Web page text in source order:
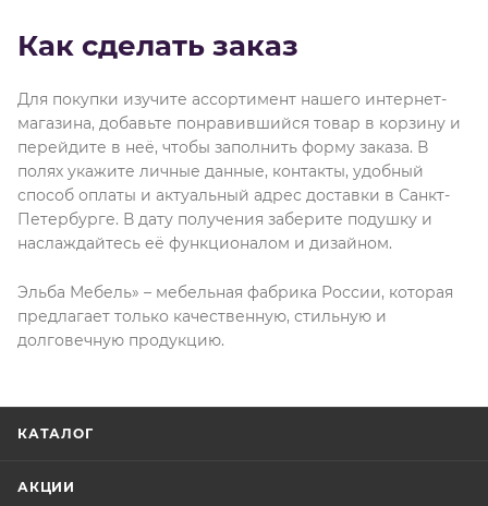
Как сделать заказ
Для покупки изучите ассортимент нашего интернет-
магазина, добавьте понравившийся товар в корзину и
перейдите в неё, чтобы заполнить форму заказа. В
полях укажите личные данные, контакты, удобный
способ оплаты и актуальный адрес доставки в Санкт-
Петербурге. В дату получения заберите подушку и
наслаждайтесь её функционалом и дизайном.
Эльба Мебель» – мебельная фабрика России, которая
предлагает только качественную, стильную и
долговечную продукцию.
КАТАЛОГ
АКЦИИ